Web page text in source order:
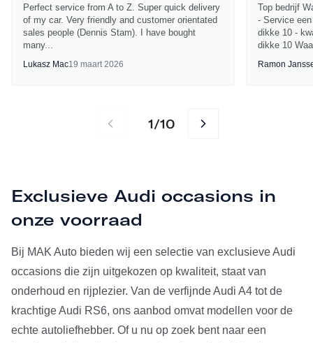
Perfect service from A to Z. Super quick delivery
of my car. Very friendly and customer orientated
sales people (Dennis Stam). I have bought
many...
Lukasz Mac19 maart 2026
Top bedrijf
- Service
dikke 10 -
dikke 10
Ramon
1/10
Exclusieve Audi occasions in
onze voorraad
Bij MAK Auto bieden wij een selectie van exclusieve Audi
occasions die zijn uitgekozen op kwaliteit, staat van
onderhoud en rijplezier. Van de verfijnde Audi A4 tot de
krachtige Audi RS6, ons aanbod omvat modellen voor de
echte autoliefhebber. Of u nu op zoek bent naar een